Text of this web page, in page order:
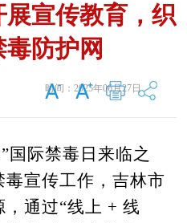
宣传教育，织
防护网
时间：2025年06月27日
际禁毒日来临之
宣传工作，吉林市
通过“线上 + 线